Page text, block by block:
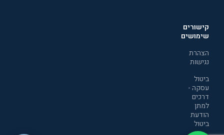
קישורים
שימושים
הצהרת
נגישות
ביטול
עסקה -
דרכים
למתן
הודעת
ביטול